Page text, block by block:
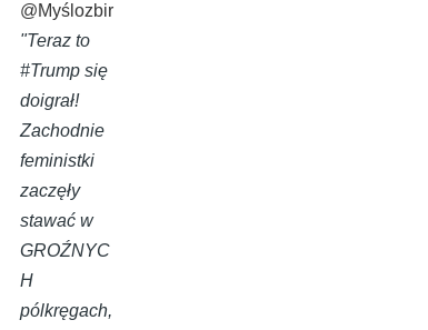
@Myślozbir
"Teraz to
#Trump się
doigrał!
Zachodnie
feministki
zaczęły
stawać w
GROŹNYC
H
pólkręgach,